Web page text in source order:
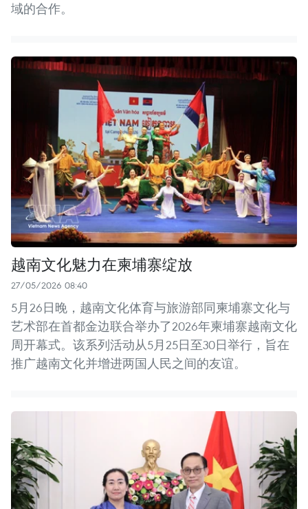
域的合作。
越南文化魅力在柬埔寨绽放
27/05/2026 08:40
5月26日晚，越南文化体育与旅游部同柬埔寨文化与
艺术部在首都金边联合举办了2026年柬埔寨越南文化
周开幕式。该系列活动从5月25日至30日举行，旨在
推广越南文化并增进两国人民之间的友谊。